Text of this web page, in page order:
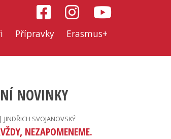
Přípravky Erasmus+
NOVINKY
JINDŘICH SVOJANOVSKÝ
NEZAPOMENEME.